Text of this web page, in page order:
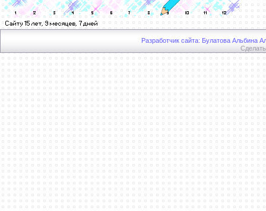
Разработчик сайта: Булатова Альбина